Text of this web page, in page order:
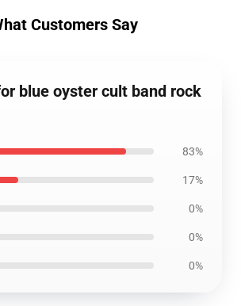
Customers Say
blue oyster cult band rock
83%
17%
0%
0%
0%